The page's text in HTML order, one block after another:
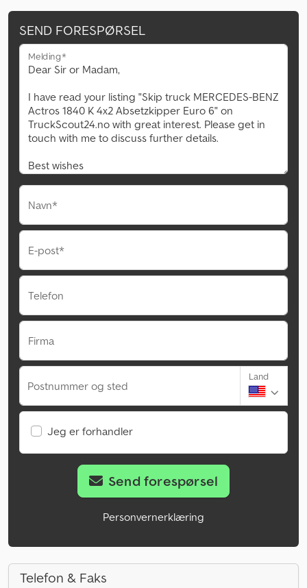
SEND FORESPØRSEL
Melding*
Navn*
E-post*
Telefon
Firma
Postnummer og sted
Land
Jeg er forhandler
Send forespørsel
Personvernerklæring
Telefon & Faks